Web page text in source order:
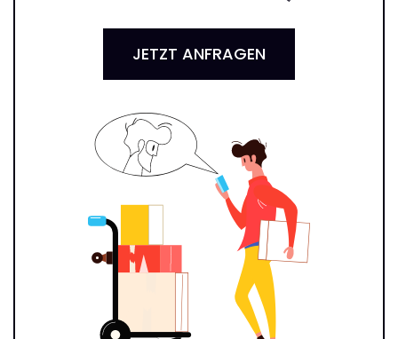
JETZT ANFRAGEN